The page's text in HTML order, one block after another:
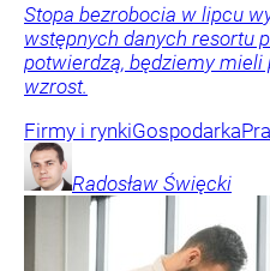
Stopa bezrobocia w lipcu
wstępnych danych resortu
potwierdzą, będziemy mieli
wzrost.
Firmy i rynkiGospodarka
Radosław Święcki